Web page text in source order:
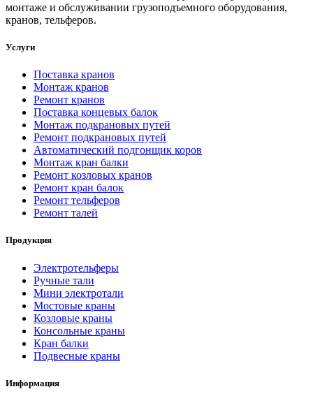
монтаже и обслуживании грузоподъемного оборудования,
кранов, тельферов.
Услуги
Поставка кранов
Монтаж кранов
Ремонт кранов
Поставка концевых балок
Монтаж подкрановых путей
Ремонт подкрановых путей
Автоматический подгонщик коров
Монтаж кран балки
Ремонт козловых кранов
Ремонт кран балок
Ремонт тельферов
Ремонт талей
Продукция
Электротельферы
Ручные тали
Мини электротали
Мостовые краны
Козловые краны
Консольные краны
Кран балки
Подвесные краны
Информация